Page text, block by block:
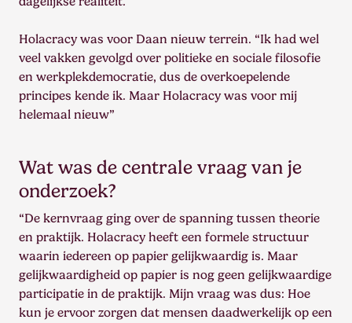
Holacracy was voor Daan nieuw terrein. “Ik had wel
veel vakken gevolgd over politieke en sociale filosofie
en werkplekdemocratie, dus de overkoepelende
principes kende ik. Maar Holacracy was voor mij
helemaal nieuw”
Wat was de centrale vraag van je
onderzoek?
“De kernvraag ging over de spanning tussen theorie
en praktijk. Holacracy heeft een formele structuur
waarin iedereen op papier gelijkwaardig is. Maar
gelijkwaardigheid op papier is nog geen gelijkwaardige
participatie in de praktijk. Mijn vraag was dus: Hoe
kun je ervoor zorgen dat mensen daadwerkelijk op een